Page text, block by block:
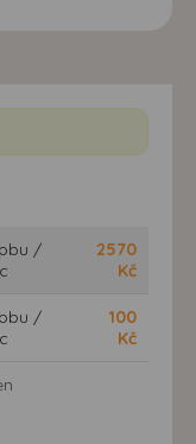
/
2570
Kč
/
100
Kč